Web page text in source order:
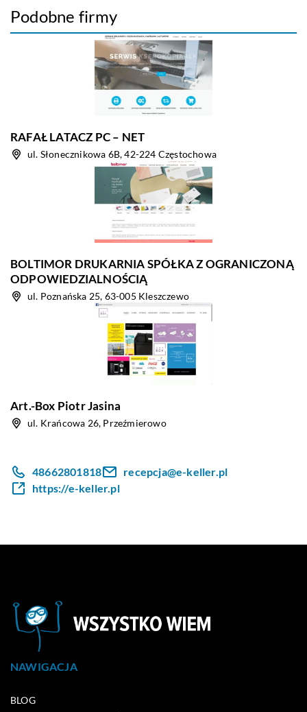
Podobne firmy
RAFAŁ LATACZ PC – NET
ul. Słonecznikowa 6B, 42-224 Częstochowa
BOLTIMOR DRUKARNIA SPÓŁKA Z OGRANICZONĄ
ODPOWIEDZIALNOŚCIĄ
ul. Poznańska 25, 63-005 Kleszczewo
Art.-Box Piotr Jasina
ul. Krańcowa 26, Przeźmierowo
48662801818
recepcja@e-keller.pl
https://e-keller.pl
NAWIGACJA
BLOG